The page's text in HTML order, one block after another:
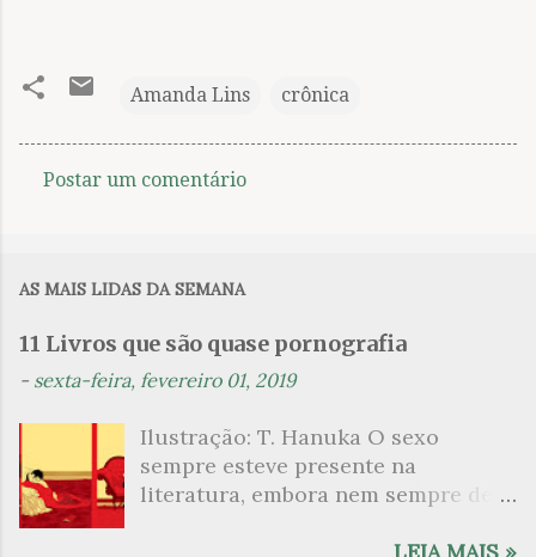
Amanda Lins crônica
n
t
i
o
Postar um comentário
AS MAIS LIDAS DA SEMANA
11 Livros que são quase pornografia
- sexta-feira, fevereiro 01, 2019
Ilustração: T. Hanuka O sexo
sempre esteve presente na
literatura, embora nem sempre de